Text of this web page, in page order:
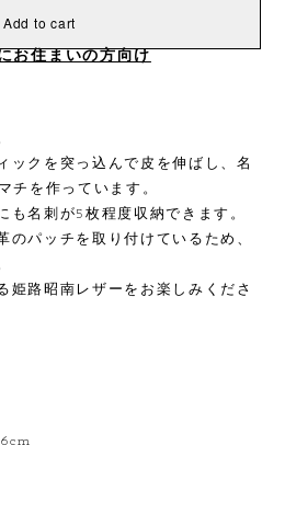
Add to cart
お住まいの方向け
ックを突っ込んで皮を伸ばし、名
チを作っています。
も名刺が5枚程度収納できます。
のパッチを取り付けているため、
姫路昭南レザーをお楽しみくださ